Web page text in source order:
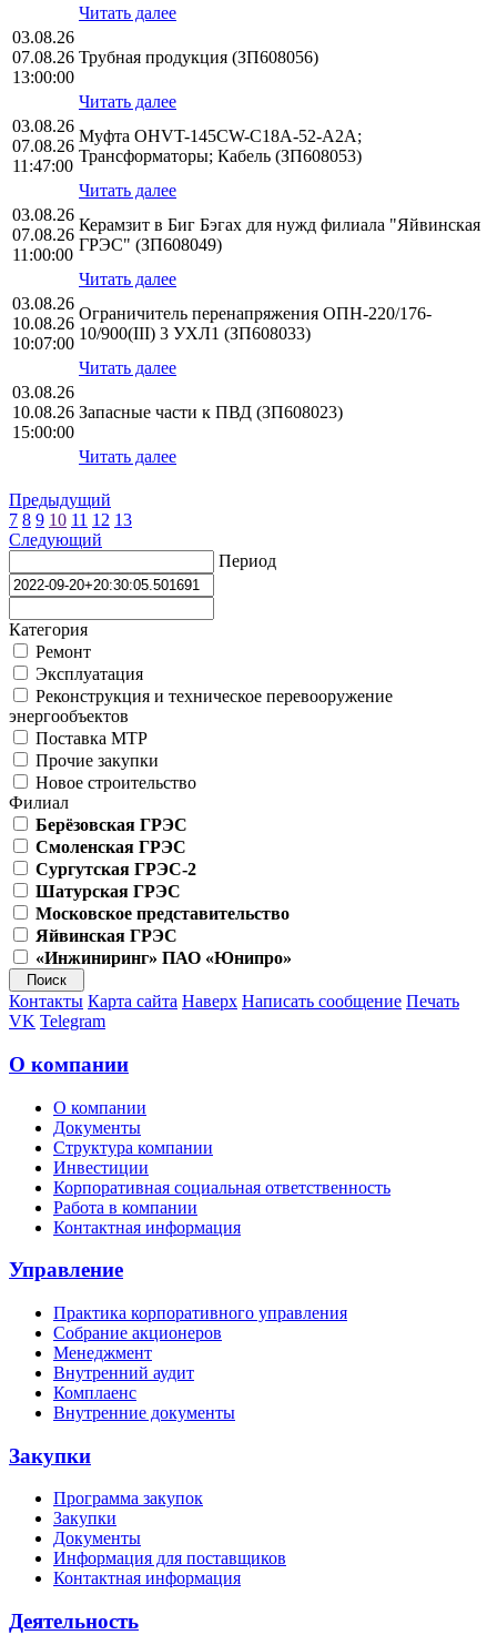
Читать далее
03.08.26
07.08.26
13:00:00
Трубная продукция (ЗП608056)
Читать далее
03.08.26
07.08.26
11:47:00
Муфта OHVT-145CW-C18A-52-A2A;
Трансформаторы; Кабель (ЗП608053)
Читать далее
03.08.26
07.08.26
11:00:00
Керамзит в Биг Бэгах для нужд филиала "Яйвинская
ГРЭС" (ЗП608049)
Читать далее
03.08.26
10.08.26
10:07:00
Ограничитель перенапряжения ОПН-220/176-
10/900(III) 3 УХЛ1 (ЗП608033)
Читать далее
03.08.26
10.08.26
15:00:00
Запасные части к ПВД (ЗП608023)
Читать далее
Предыдущий
7 8 9 10 11 12 13
Следующий
Период
Категория
Ремонт
Эксплуатация
Реконструкция и техническое перевооружение
энергообъектов
Поставка МТР
Прочие закупки
Новое строительство
Филиал
Берёзовская ГРЭС
Смоленская ГРЭС
Сургутская ГРЭС-2
Шатурская ГРЭС
Московское представительство
Яйвинская ГРЭС
«Инжиниринг» ПАО «Юнипро»
Контакты Карта сайта Наверх Написать сообщение Печать
VK Telegram
О компании
О компании
Документы
Структура компании
Инвестиции
Корпоративная социальная ответственность
Работа в компании
Контактная информация
Управление
Практика корпоративного управления
Собрание акционеров
Менеджмент
Внутренний аудит
Комплаенс
Внутренние документы
Закупки
Программа закупок
Закупки
Документы
Информация для поставщиков
Контактная информация
Деятельность